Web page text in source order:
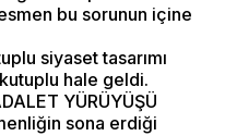
bu sorunun içine
siyaset tasarımı
hale geldi.
YÜRÜYÜŞÜ
sona erdiği